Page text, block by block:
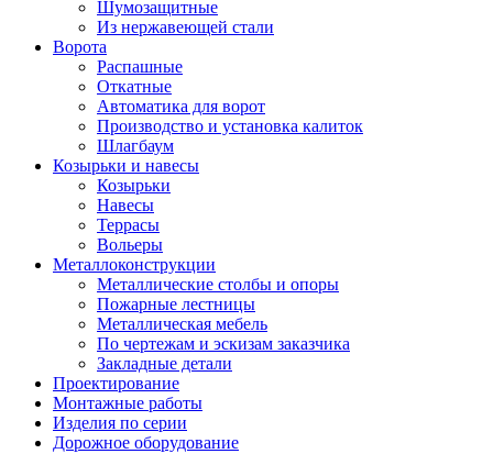
Шумозащитные
Из нержавеющей стали
Ворота
Распашные
Откатные
Автоматика для ворот
Производство и установка калиток
Шлагбаум
Козырьки и навесы
Козырьки
Навесы
Террасы
Вольеры
Металлоконструкции
Металлические столбы и опоры
Пожарные лестницы
Металлическая мебель
По чертежам и эскизам заказчика
Закладные детали
Проектирование
Монтажные работы
Изделия по серии
Дорожное оборудование